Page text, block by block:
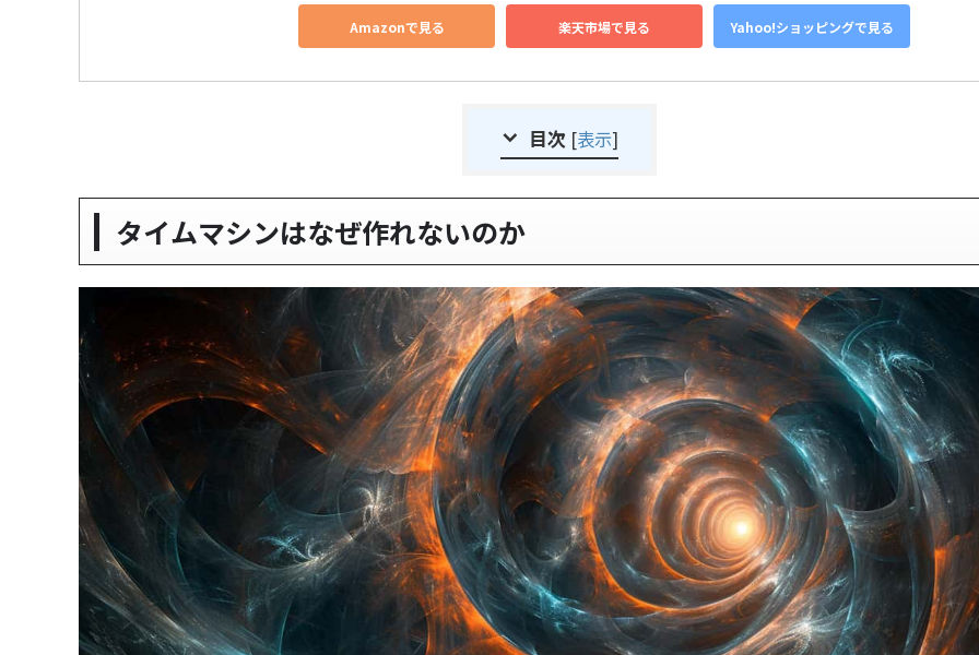
Amazonで見る 楽天市場で見る Yahoo!ショッピングで見る
目次 [表示]
タイムマシンはなぜ作れないのか